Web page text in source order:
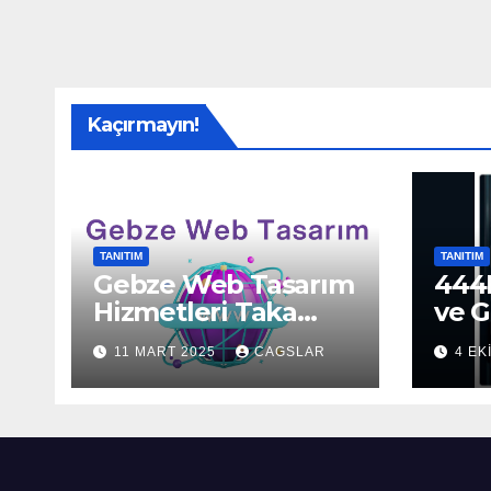
Kaçırmayın!
TANITIM
Gebze Web Tasarım
Hizmetleri Taka
Bilişim’de!
11 MART 2025 CAGSLAR
TANITIM
ve
4